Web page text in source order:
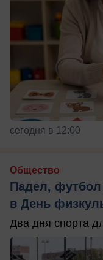
сегодня в 12:00
Общество
Падел, футбол
в День
Два дня спорта